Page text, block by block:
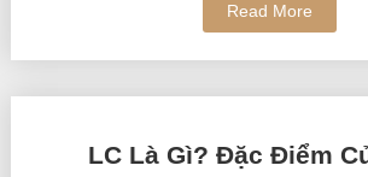
Read More
LC Là Gì? Đặc Điểm